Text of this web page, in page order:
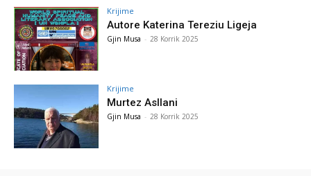
Krijime
Autore Katerina Tereziu Ligeja
Gjin Musa - 28 Korrik 2025
Krijime
Murtez Asllani
Gjin Musa - 28 Korrik 2025